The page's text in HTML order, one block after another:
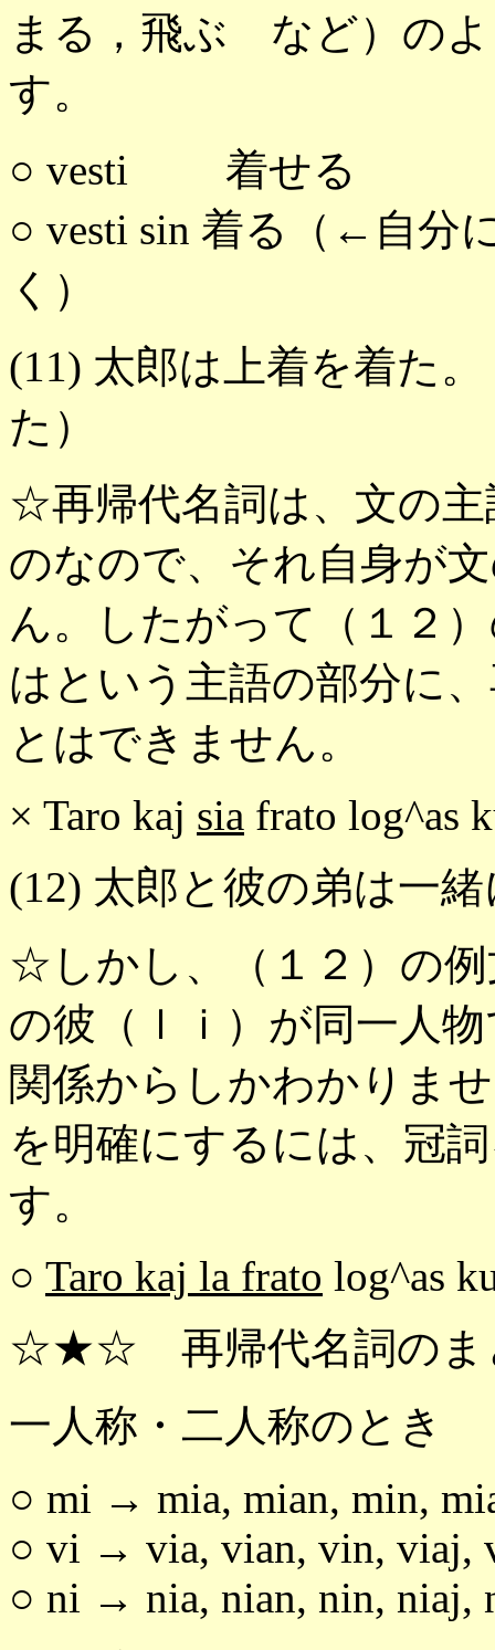
まる，飛ぶ など）の
す。
○ vesti 着せ
○ vesti sin 着る（←自分
く）
(11) 太郎は上着を着た
た）
☆再帰代名詞は、文の
のなので、それ自身が
ん。したがって（１２
はという主語の部分に
とはできません。
× Taro kaj sia frato log^as
(12) 太郎と彼の弟は一
☆しかし、（１２）の
の彼（ｌｉ）が同一人
関係からしかわかりま
を明確にするには、冠
す。
○ Taro kaj la frato log^as
☆★☆ 再帰代名詞の
一人称・二人称のとき
○ mi → mia, mian, min,
○ vi → via, vian, vin, viaj,
○ ni → nia, nian, nin, niaj,